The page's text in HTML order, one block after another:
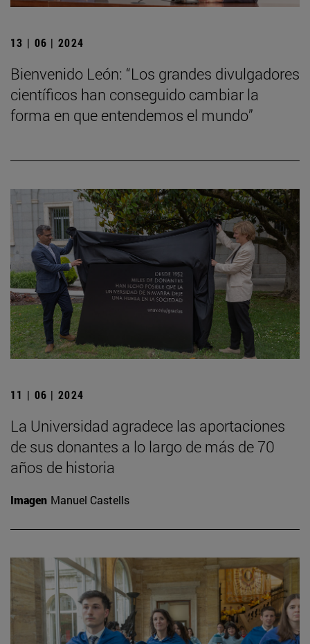
13 | 06 | 2024
Bienvenido León: “Los grandes divulgadores
científicos han conseguido cambiar la
forma en que entendemos el mundo”
11 | 06 | 2024
La Universidad agradece las aportaciones
de sus donantes a lo largo de más de 70
años de historia
Imagen Manuel Castells